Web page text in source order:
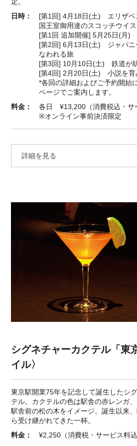
日時：
[第1回] 4月18日(土) エリザベ
国王室御用達のスコッチウイ
[第1回 追加開催] 5月25日(月)
[第2回] 6月13日(土) ジャパニ
なわれる旅
[第3回] 10月10日(土) 鉄道が
[第4回] 2月20日(土) 小説を育
*各回の詳細およびご予約開始
ページでご案内します。
料金：
各日 ¥13,200（消費税込・サ
※オンライン事前決済限定
詳細を見る
シグネチャーカクテル「東
イル〉
東京駅開業75年を記念して誕生したシ
テル。カクテルの色は駅舎の赤レンガ
駅舎前の松の木をイメージ。誕生以来
ら受け継がれてきた一杯。
料金：
¥2,250（消費税・サービス料込